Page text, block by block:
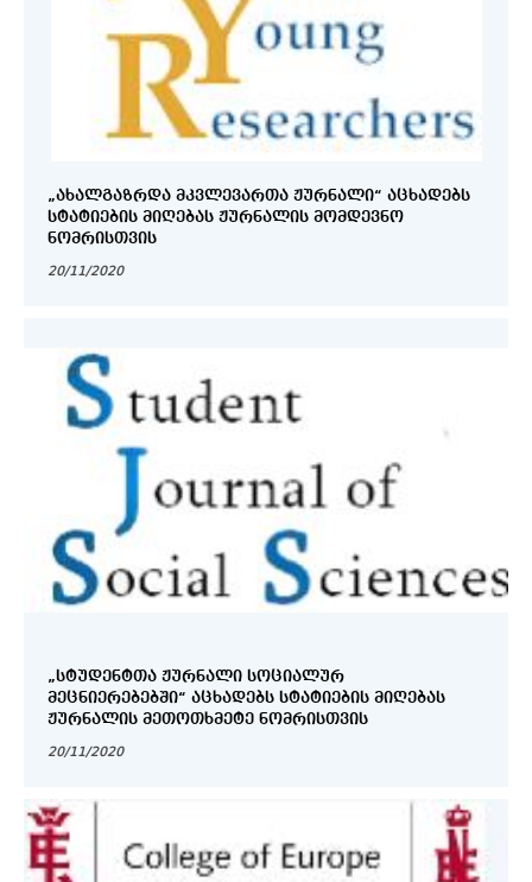
„ᲐᲮᲐᲚᲒᲐᲖᲠᲓᲐ ᲛᲙᲕᲚᲔᲕᲐᲠᲗᲐ ᲟᲣᲠᲜᲐᲚᲘ“ ᲐᲪᲮᲐᲓᲔᲑᲡ
ᲡᲢᲐᲢᲘᲔᲑᲘᲡ ᲛᲘᲦᲔᲑᲐᲡ ᲟᲣᲠᲜᲐᲚᲘᲡ ᲛᲝᲛᲓᲔᲕᲜᲝ
ᲜᲝᲛᲠᲘᲡᲗᲕᲘᲡ
20/11/2020
„ᲡᲢᲣᲓᲔᲜᲢᲗᲐ ᲟᲣᲠᲜᲐᲚᲘ ᲡᲝᲪᲘᲐᲚᲣᲠ
ᲛᲔᲪᲜᲘᲔᲠᲔᲑᲔᲑᲨᲘ“ ᲐᲪᲮᲐᲓᲔᲑᲡ ᲡᲢᲐᲢᲘᲔᲑᲘᲡ ᲛᲘᲦᲔᲑᲐᲡ
ᲟᲣᲠᲜᲐᲚᲘᲡ ᲛᲔᲗᲝᲗᲮᲛᲔᲢᲔ ᲜᲝᲛᲠᲘᲡᲗᲕᲘᲡ
20/11/2020